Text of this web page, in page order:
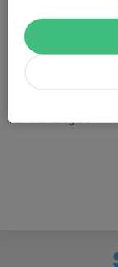
Här hamnar
/Svenskalag.se